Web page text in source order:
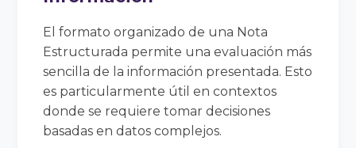
El formato organizado de una Nota
Estructurada permite una evaluación más
sencilla de la información presentada. Esto
es particularmente útil en contextos
donde se requiere tomar decisiones
basadas en datos complejos.